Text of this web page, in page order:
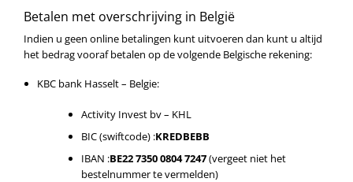
Betalen met overschrijving in België
Indien u geen online betalingen kunt uitvoeren dan kunt u altijd
het bedrag vooraf betalen op de volgende Belgische rekening:
KBC bank Hasselt – Belgie:
Activity Invest bv – KHL
BIC (swiftcode) :KREDBEBB
IBAN :BE22 7350 0804 7247(vergeet niet het
bestelnummer te vermelden)